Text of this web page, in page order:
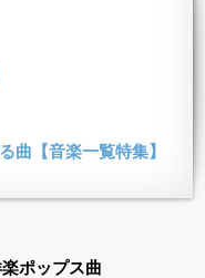
曲【音楽一覧特集】
ポップス曲